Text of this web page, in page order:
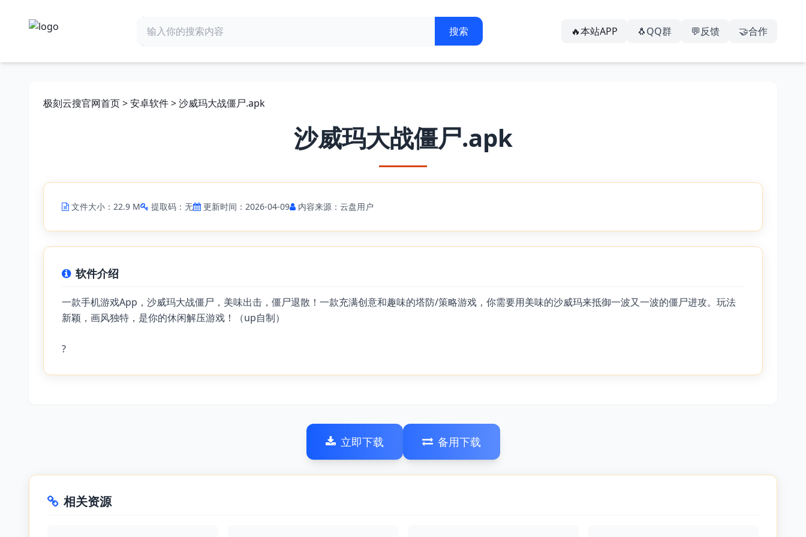
🔥本站APP 🐧QQ群 💬反馈 🤝合作
极刻云搜官网首页>安卓软件> 沙威玛大战僵尸.apk
沙威玛大战僵尸.apk
文件大小：22.9 M 提取码：无 更新时间：2026-04-09 内容来源：云盘用户
软件介绍
一款手机游戏App，沙威玛大战僵尸，美味出击，僵尸退散！一款充满创意和趣味的塔防/策略游戏，你需要用美味的沙威玛来抵御一波又一波的僵尸进攻。玩法
新颖，画风独特，是你的休闲解压游戏！（up自制）
?
立即下载 备用下载
相关资源